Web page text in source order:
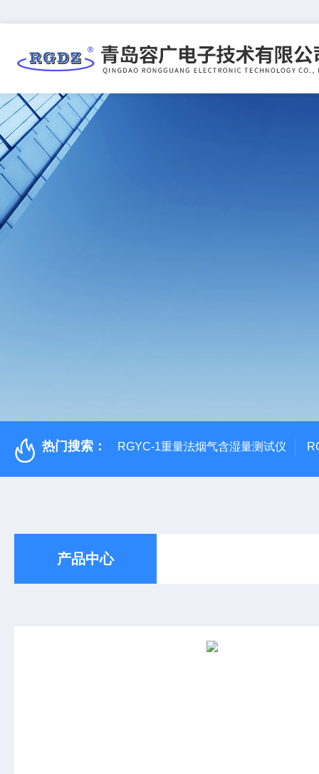
热门搜索： RGYC-1重量法烟气含湿量测试仪
产品中心